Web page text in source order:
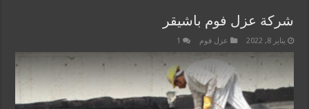
شركة عزل فوم باشيقر
يناير 8, 2022 عزل فوم 1